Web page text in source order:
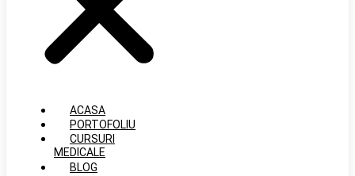
ACASA
PORTOFOLIU
CURSURI
MEDICALE
BLOG